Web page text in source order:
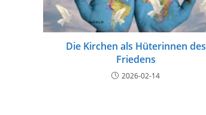
Die Kirchen als Hüterinnen des
Friedens
2026-02-14